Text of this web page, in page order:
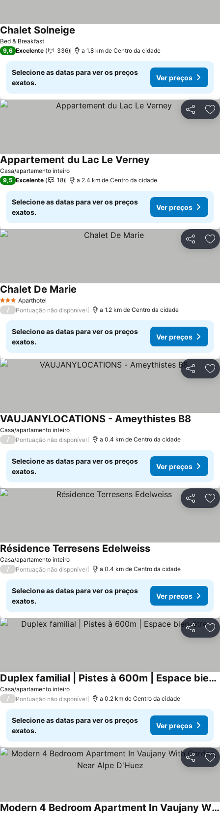
Bed & Breakfast
Chalet Solneige
9,6 Excelente 336 a 1.8 km de Centro da cidade
Selecione as datas para ver os preços
exatos.
Ver preços
Partilhar
Casa/apartamento inteiro
Appartement du Lac Le Verney
9,5 Excelente 18 a 2.4 km de Centro da cidade
Selecione as datas para ver os preços
exatos.
Ver preços
Partilhar
3 EstrelasAparthotel
Chalet De Marie
/ Pontuação não disponível a 1.2 km de Centro da cidade
Selecione as datas para ver os preços
exatos.
Ver preços
Partilhar
Casa/apartamento inteiro
VAUJANYLOCATIONS - Ameythistes B8
/ Pontuação não disponível a 0.4 km de Centro da cidade
Selecione as datas para ver os preços
exatos.
Ver preços
Partilhar
Casa/apartamento inteiro
Résidence Terresens Edelweiss
/ Pontuação não disponível a 0.4 km de Centro da cidade
Selecione as datas para ver os preços
exatos.
Ver preços
Partilhar
Casa/apartamento inteiro
Duplex familial | Pistes à 600m | Espace bien-être
/ Pontuação não disponível a 0.2 km de Centro da cidade
Selecione as datas para ver os preços
exatos.
Ver preços
Partilhar
Modern 4 Bedroom Apartment In Vaujany With Garden, Near Alpe D'Huez